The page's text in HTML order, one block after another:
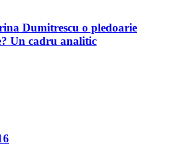
Dumitrescu o pledoarie
Un cadru analitic